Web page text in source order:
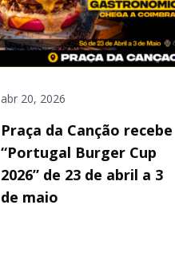
abr 20, 2026
Praça da Canção recebe
“Portugal Burger Cup
2026” de 23 de abril a 3
de maio